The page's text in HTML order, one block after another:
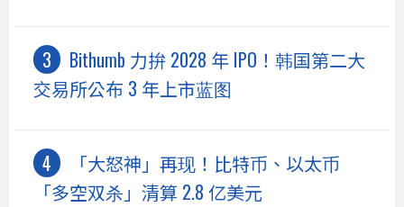
Bithumb 力拚 2028 年 IPO！韩国第二大
交易所公布 3 年上市蓝图
「大怒神」再现！比特币、以太币
「多空双杀」清算 2.8 亿美元